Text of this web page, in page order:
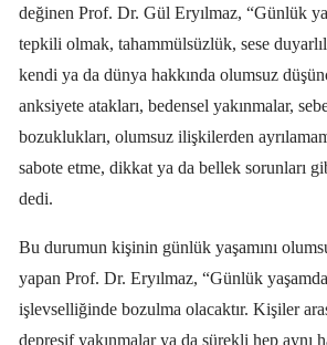
değinen Prof. Dr. Gül Eryılmaz, “Günlük
tepkili olmak, tahammülsüzlük, sese
kendi ya da dünya hakkında olumsuz
anksiyete atakları, bedensel yakınmalar,
bozuklukları, olumsuz ilişkilerden
sabote etme, dikkat ya da bellek sorunları
dedi.
Bu durumun kişinin günlük yaşamını
yapan Prof. Dr. Eryılmaz, “Günlük
işlevselliğinde bozulma olacaktır. Kişiler
depresif yakınmalar ya da sürekli hep aynı